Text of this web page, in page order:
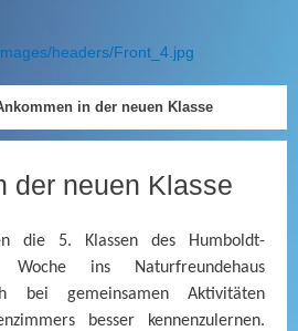
headers/Front_4.jpg
in der neuen Klasse
der neuen Klasse
die 5. Klassen des Humboldt-
Woche ins Naturfreundehaus
bei gemeinsamen Aktivitäten
besser kennenzulernen.